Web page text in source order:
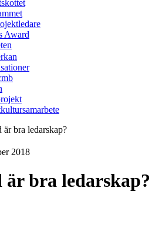
Award
är bra ledarskap?
2018
är bra ledarskap?